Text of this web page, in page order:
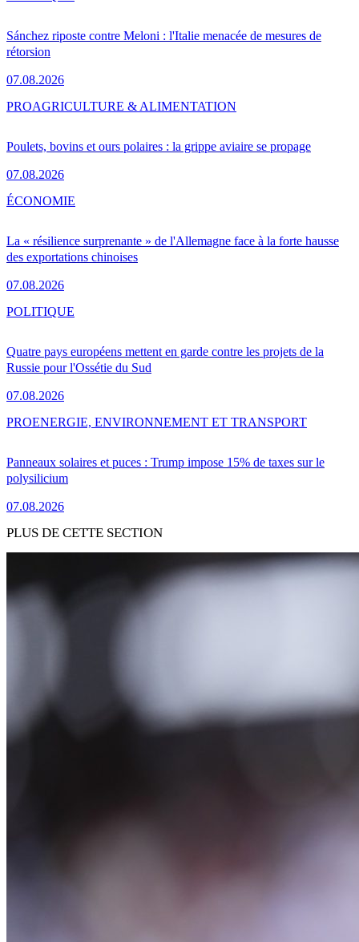
Sánchez riposte contre Meloni : l'Italie menacée de mesures de
rétorsion
07.08.2026
Poulets, bovins et ours polaires : la grippe aviaire se propage
07.08.2026
PROAGRICULTURE & ALIMENTATION
La « résilience surprenante » de l'Allemagne face à la forte hausse
des exportations chinoises
07.08.2026
ÉCONOMIE
Quatre pays européens mettent en garde contre les projets de la
Russie pour l'Ossétie du Sud
07.08.2026
POLITIQUE
Panneaux solaires et puces : Trump impose 15% de taxes sur le
polysilicium
07.08.2026
PROENERGIE, ENVIRONNEMENT ET TRANSPORT
PLUS DE CETTE SECTION